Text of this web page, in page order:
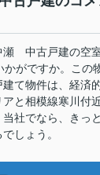
中古戸建の空室
がですか。この
て物件は、経済
と相模線寒川付
社でなら、きっ
しょう。